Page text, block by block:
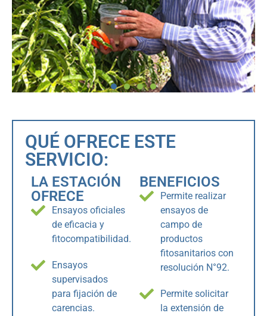
QUÉ OFRECE ESTE
SERVICIO:
LA ESTACIÓN
OFRECE
Ensayos oficiales
de eficacia y
fitocompatibilidad.
Ensayos
supervisados
para fijación de
carencias.
BENEFICIOS
Permite realizar
ensayos de
campo de
productos
fitosanitarios con
resolución N°92.
Permite solicitar
la extensión de